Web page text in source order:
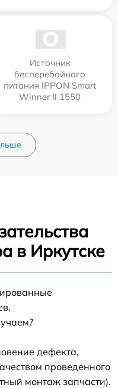
Источник
бесперебойного
питания IPPON Smart
Winner II 1550
в Иркутске
дефекта,
проведенного
монтаж запчасти).